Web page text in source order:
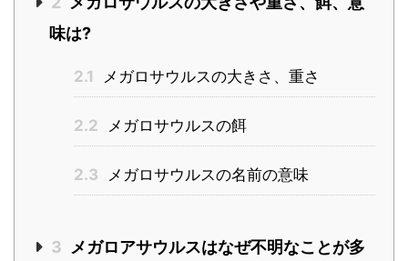
味は?
2.1 メガロサウルスの大きさ、重さ
2.2 メガロサウルスの餌
2.3 メガロサウルスの名前の意味
3
メガロアサウルスはなぜ不明なことが多